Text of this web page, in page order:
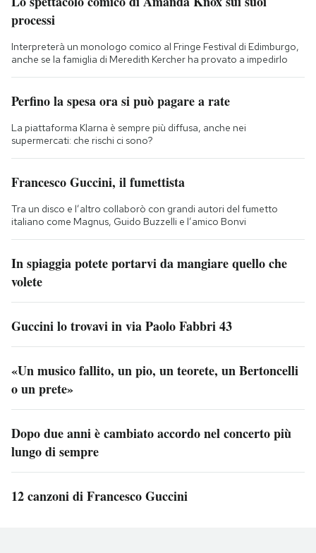
processi
Interpreterà un monologo comico al Fringe Festival di Edimburgo,
anche se la famiglia di Meredith Kercher ha provato a impedirlo
Perfino la spesa ora si può pagare a rate
La piattaforma Klarna è sempre più diffusa, anche nei
supermercati: che rischi ci sono?
Francesco Guccini, il fumettista
Tra un disco e l’altro collaborò con grandi autori del fumetto
italiano come Magnus, Guido Buzzelli e l’amico Bonvi
In spiaggia potete portarvi da mangiare quello che
volete
Guccini lo trovavi in via Paolo Fabbri 43
«Un musico fallito, un pio, un teorete, un Bertoncelli
o un prete»
Dopo due anni è cambiato accordo nel concerto più
lungo di sempre
12 canzoni di Francesco Guccini